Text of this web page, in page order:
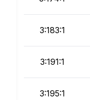
3:183:1
3:191:1
3:195:1